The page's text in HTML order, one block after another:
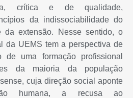
crítica e de qualidade,
da indissociabilidade do
da extensão. Nesse sentido, o
da UEMS tem a perspectiva de
de uma formação profissional
da maioria da população
cuja direção social aponte
humana, a recusa ao